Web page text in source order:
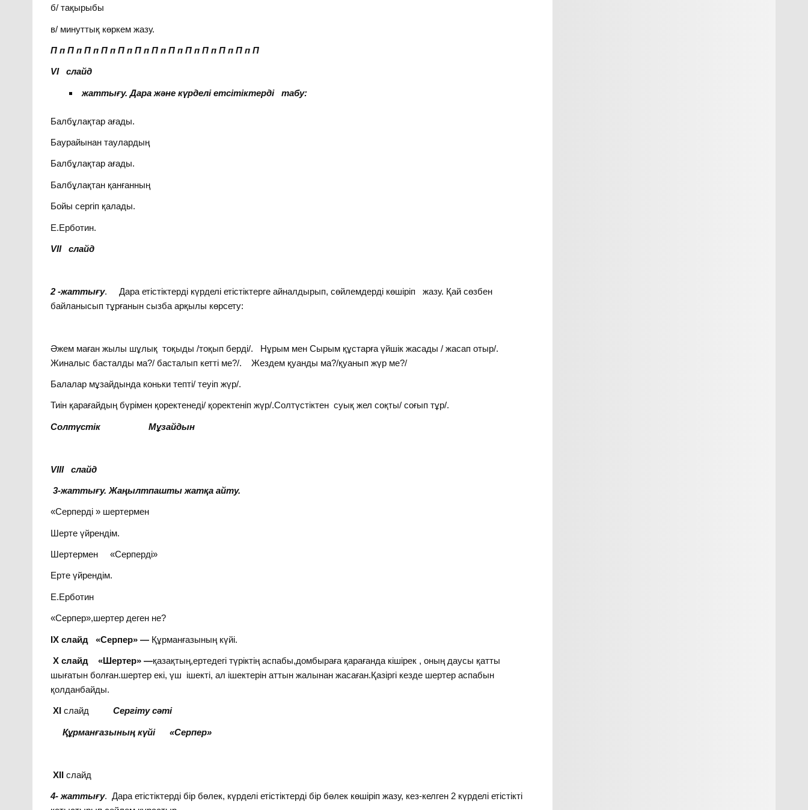
б/ тақырыбы
в/ минуттық көркем жазу.
П п П п П п П п П п П п П п П п П п П п П п П п П
VI слайд
жаттығу. Дара және күрделі етсітіктерді табу:
Балбұлақтар ағады.
Баурайынан таулардың
Балбұлақтар ағады.
Балбұлақтан қанғанның
Бойы сергіп қалады.
Е.Ерботин.
VII слайд
2 -жаттығу. Дара етістіктерді күрделі етістіктерге айналдырып, сөйлемдерді көшіріп жазу. Қай сөзбен
байланысып тұрғанын сызба арқылы көрсету:
Әжем маған жылы шұлық тоқыды /тоқып берді/. Нұрым мен Сырым құстарға үйшік жасады / жасап отыр/.
Жиналыс басталды ма?/ басталып кетті ме?/. Жездем қуанды ма?/қуанып жүр ме?/
Балалар мұзайдында коньки тепті/ теуіп жүр/.
Тиін қарағайдың бүрімен қоректенеді/ қоректеніп жүр/.Солтүстіктен суық жел соқты/ соғып тұр/.
Солтүстік Мұзайдын
VIII слайд
3-жаттығу. Жаңылтпашты жатқа айту.
«Серперді » шертермен
Шерте үйрендім.
Шертермен «Серперді»
Ерте үйрендім.
Е.Ерботин
«Серпер»,шертер деген не?
IX слайд «Серпер» — Құрманғазының күйі.
X слайд «Шертер» —қазақтың,ертедегі түріктің аспабы,домбыраға қарағанда кішірек , оның даусы қатты
шығатын болған.шертер екі, үш ішекті, ал ішектерін аттын жалынан жасаған.Қазіргі кезде шертер аспабын
қолданбайды.
ХI слайд Сергіту сәті
Құрманғазының күйі «Серпер»
ХII слайд
4- жаттығу. Дара етістіктерді бір бөлек, күрделі етістіктерді бір бөлек көшіріп жазу, кез-келген 2 күрделі етістікті